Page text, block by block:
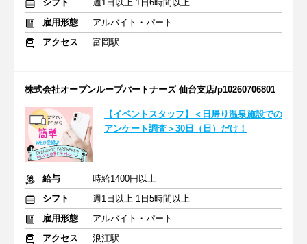
シフト
週1日以上 1日6時間以上
雇用形態
アルバイト・パート
アクセス
富岡駅
株式会社オープンループパートナーズ 仙台支店/p10260706801
【イベントスタッフ】＜日帰り温泉施設での
アンケート調査＞30日（日）だけ！
給与
時給1400円以上
シフト
週1日以上 1日5時間以上
雇用形態
アルバイト・パート
アクセス
浪江駅